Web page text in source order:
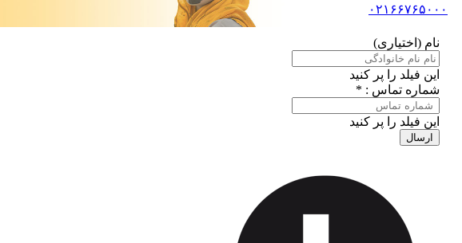
۰۲۱۶۶۷۶۵۰۰۰
نام (اختیاری)
این فیلد را پر کنید
شماره تماس : *
این فیلد را پر کنید
ارسال